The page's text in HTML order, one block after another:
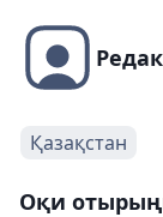
Қазақстан
Оқи